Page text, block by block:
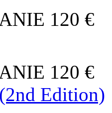
120 €
120 €
Edition)